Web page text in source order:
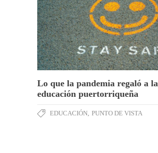
Lo que la pandemia regaló a la
educación puertorriqueña
EDUCACIÓN PUNTO DE VISTA